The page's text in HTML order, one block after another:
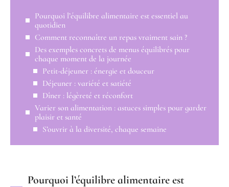
Pourquoi l’équilibre alimentaire est essentiel au
quotidien
Comment reconnaître un repas vraiment sain ?
Des exemples concrets de menus équilibrés pour
chaque moment de la journée
Petit-déjeuner : énergie et douceur
Déjeuner : variété et satiété
Dîner : légèreté et réconfort
Varier son alimentation : astuces simples pour garder
plaisir et santé
S’ouvrir à la diversité, chaque semaine
Pourquoi l’équilibre alimentaire est